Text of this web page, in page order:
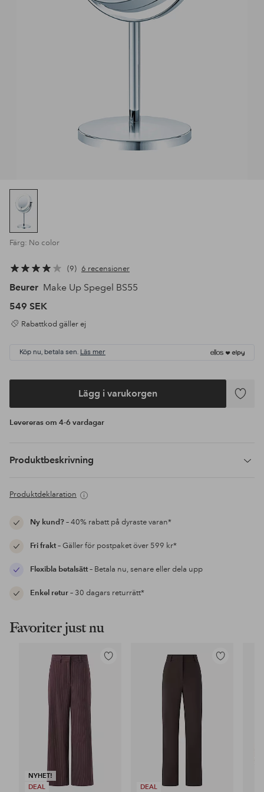
Färg: No color
9 6 recensioner
Beurer Make Up Spegel BS55
549 SEK
Rabattkod gäller ej
Köp nu, betala sen. Läs mer
Lägg i varukorgen
Lägg
Levereras om 4-6 vardagar
Produktbeskrivning
Produktdeklaration
Ny kund?– 40% rabatt på dyraste varan*
Fri frakt– Gäller för postpaket över 599 kr*
Flexibla betalsätt– Betala nu, senare eller dela upp
Enkel retur– 30 dagars returrätt*
Favoriter just nu
NYHET!
DEAL
Lägg
DEAL
Lägg